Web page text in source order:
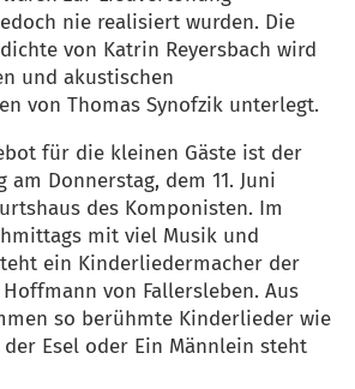
nie realisiert wurden. Die
von Katrin Reyersbach wird
und akustischen
von Thomas Synofzik unterlegt.
für die kleinen Gäste ist der
Donnerstag, dem 11. Juni
des Komponisten. Im
mit viel Musik und
ein Kinderliedermacher der
von Fallersleben. Aus
so berühmte Kinderlieder wie
Esel oder Ein Männlein steht